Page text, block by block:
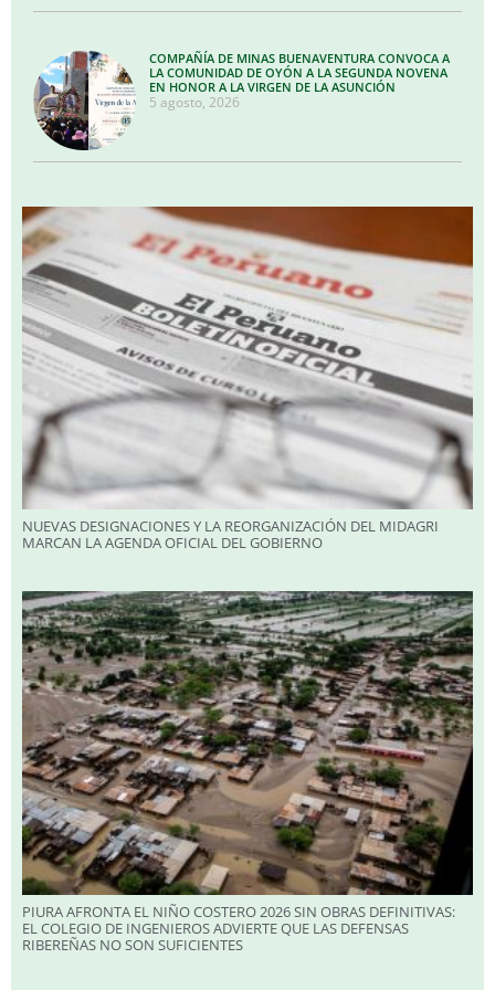
COMPAÑÍA DE MINAS BUENAVENTURA CONVOCA A
LA COMUNIDAD DE OYÓN A LA SEGUNDA NOVENA
EN HONOR A LA VIRGEN DE LA ASUNCIÓN
5 agosto, 2026
NUEVAS DESIGNACIONES Y LA REORGANIZACIÓN DEL MIDAGRI
MARCAN LA AGENDA OFICIAL DEL GOBIERNO
PIURA AFRONTA EL NIÑO COSTERO 2026 SIN OBRAS DEFINITIVAS:
EL COLEGIO DE INGENIEROS ADVIERTE QUE LAS DEFENSAS
RIBEREÑAS NO SON SUFICIENTES